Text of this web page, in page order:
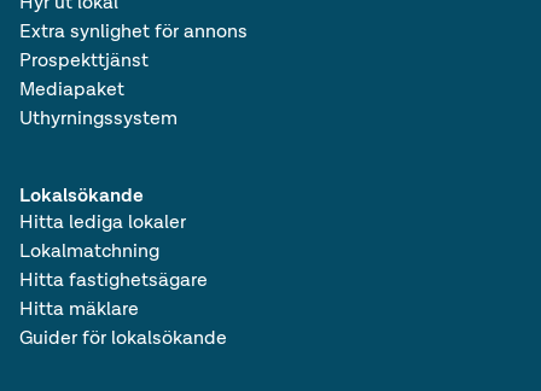
Lokalsökande
Hitta lediga lokaler
Lokalmatchning
Hitta fastighetsägare
Hitta mäklare
Guider för lokalsökande
Extra synlighet för annons
Prospekttjänst
Mediapaket
Uthyrningssystem